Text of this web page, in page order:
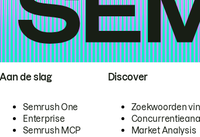
Aan de slag
Semrush One
Enterprise
Semrush MCP
Discover
Zoekwoorden
Market Analysis